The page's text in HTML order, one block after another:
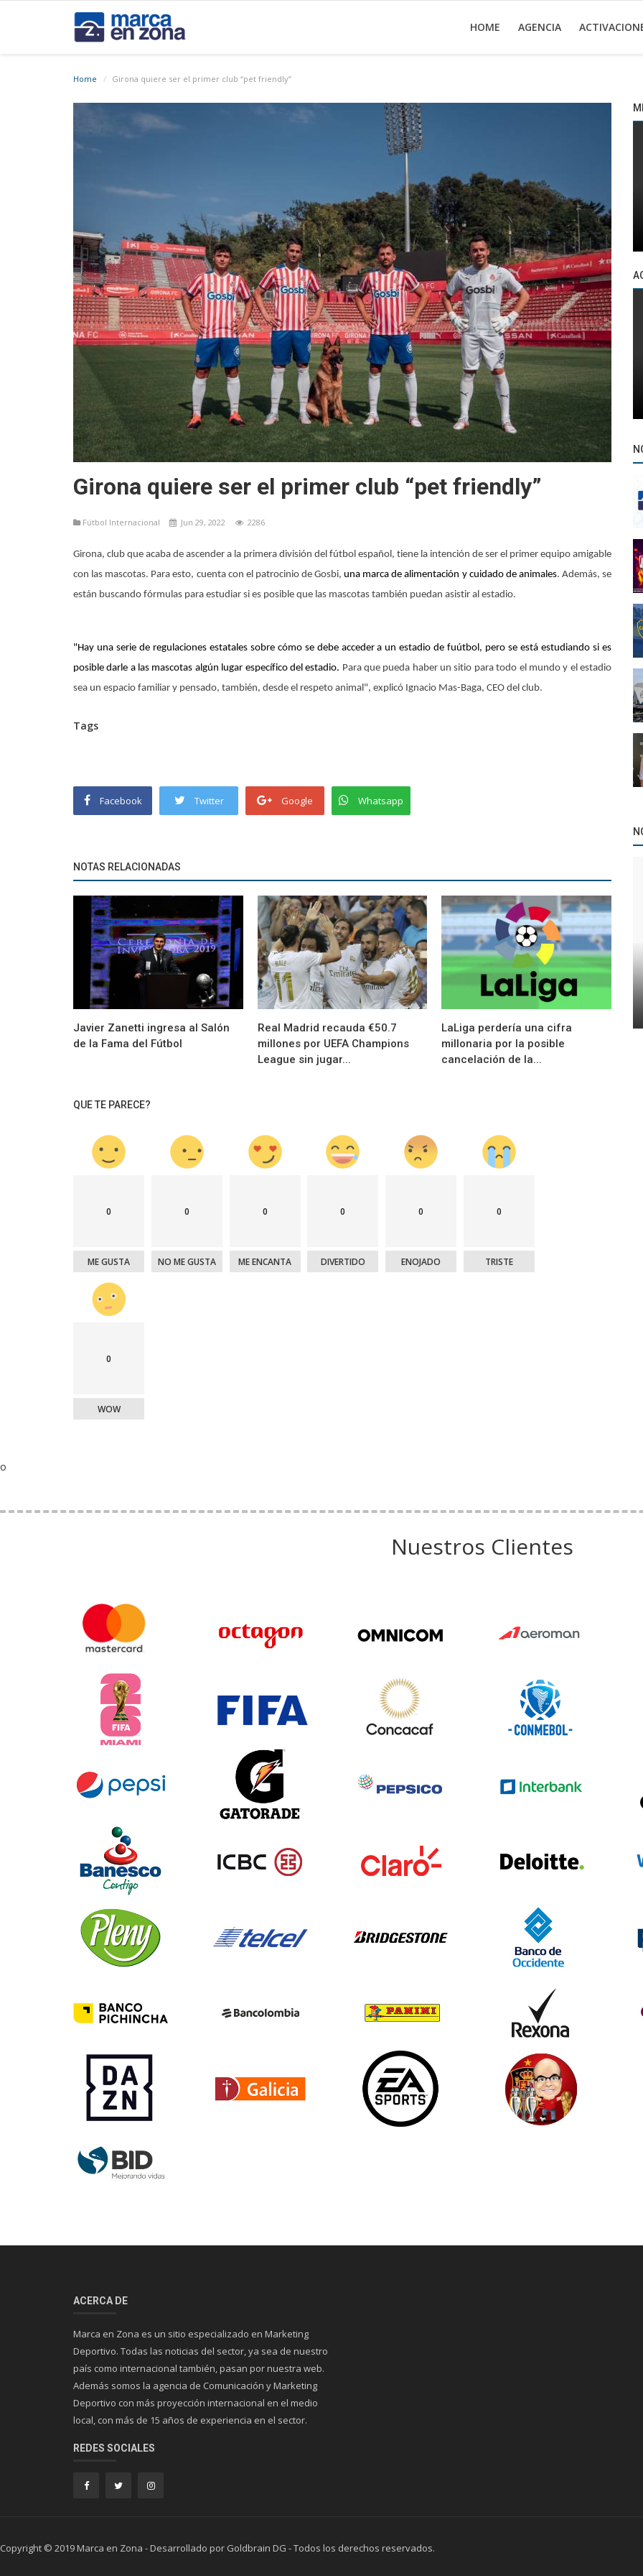
HOME AGENCIA
Home Girona quiere ser el primer club “pet friendly”
Girona quiere ser el primer club “pet friendly”
Fútbol Internacional Jun 29, 2022 2286
Girona, club que acaba de ascender a la primera división del fútbol español, tiene la intención de ser el primer equipo amigable
con las mascotas. Para esto, cuenta con el patrocinio de Gosbi, una marca de alimentación y cuidado de animales. Además, se
están buscando fórmulas para estudiar si es posible que las mascotas también puedan asistir al estadio.
"Hay una serie de regulaciones estatales sobre cómo se debe acceder a un estadio de fuútbol, pero se está estudiando si es
posible darle a las mascotas algún lugar específico del estadio. Para que pueda haber un sitio para todo el mundo y el estadio
sea un espacio familiar y pensado, también, desde el respeto animal", explicó Ignacio Mas-Baga, CEO del club.
Tags
Facebook Twitter Google Whatsapp
NOTAS RELACIONADAS
Javier Zanetti ingresa al Salón
de la Fama del Fútbol
Real Madrid recauda €50.7
millones por UEFA Champions
League sin jugar...
LaLiga perdería una cifra
millonaria por la posible
cancelación de la...
QUE TE PARECE?
0
ME GUSTA
0
NO ME GUSTA
0
ME ENCANTA
0
DIVERTIDO
0
ENOJADO
0
TRISTE
0
WOW
coleccionable
La Liga anunció su "fin de semana retro"
Marcas
Umbro presentó las nuevas camisetas de
Argentinos Juniors
o
Nuestros Clientes
ACERCA DE
Marca en Zona es un sitio especializado en Marketing
Deportivo. Todas las noticias del sector, ya sea de nuestro
país como internacional también, pasan por nuestra web.
Además somos la agencia de Comunicación y Marketing
Deportivo con más proyección internacional en el medio
local, con más de 15 años de experiencia en el sector.
REDES SOCIALES
Copyright © 2019 Marca en Zona - Desarrollado por Goldbrain DG - Todos los derechos reservados.